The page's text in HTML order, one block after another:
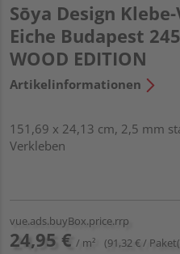
Sōya Design
Eiche Budapest
WOOD EDITION
Artikelinformationen
151,69 x 24,13 cm, 2,5 mm
Verkleben
vue.ads.buyBox.price.rrp
24,95 € / m² (91,32 € /